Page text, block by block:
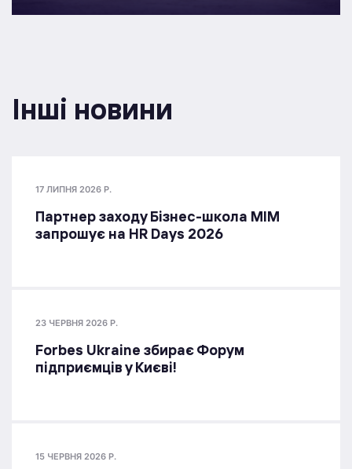
Інші новини
17 ЛИПНЯ 2026 Р.
Партнер заходу Бізнес-школа МІМ
запрошує на HR Days 2026
23 ЧЕРВНЯ 2026 Р.
Forbes Ukraine збирає Форум
підприємців у Києві!
15 ЧЕРВНЯ 2026 Р.